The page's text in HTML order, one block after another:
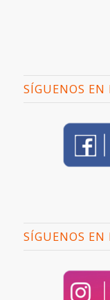
SÍGUENOS EN
SÍGUENOS EN